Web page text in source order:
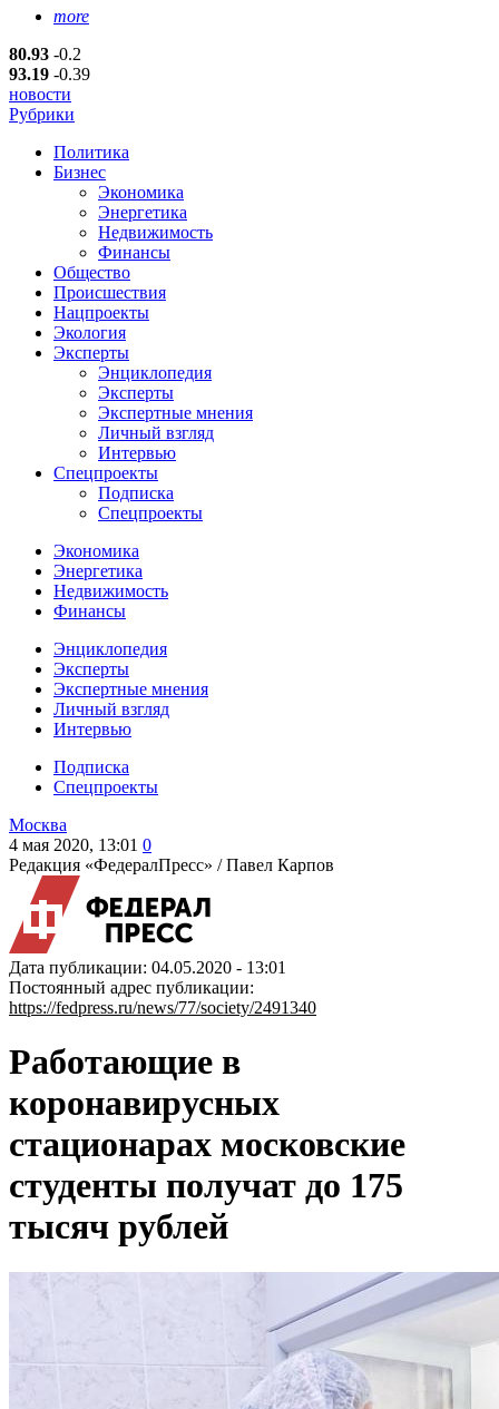
more
80.93 -0.2
93.19 -0.39
новости
Рубрики
Политика
Бизнес
Экономика
Энергетика
Недвижимость
Финансы
Общество
Происшествия
Нацпроекты
Экология
Эксперты
Энциклопедия
Эксперты
Экспертные мнения
Личный взгляд
Интервью
Спецпроекты
Подписка
Спецпроекты
Экономика
Энергетика
Недвижимость
Финансы
Энциклопедия
Эксперты
Экспертные мнения
Личный взгляд
Интервью
Подписка
Спецпроекты
Москва
4 мая 2020, 13:01 0
Редакция «ФедералПресс» /Павел Карпов
Дата публикации: 04.05.2020 - 13:01
Постоянный адрес публикации:
https://fedpress.ru/news/77/society/2491340
Работающие в
коронавирусных
стационарах московские
студенты получат до 175
тысяч рублей